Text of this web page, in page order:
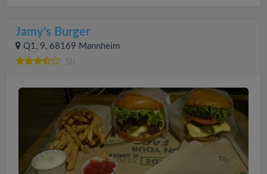
Jamy's Burger
Q1, 9, 68169 Mannheim
(2)